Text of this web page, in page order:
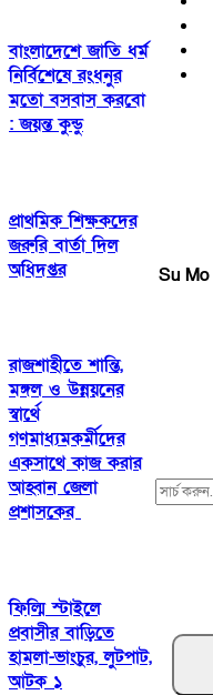
বাংলাদেশে জাতি ধর্ম
নির্বিশেষে রংধনুর
মতো বসবাস করবো
: জয়ন্ত কুন্ডু
প্রাথমিক শিক্ষকদের
জরুরি বার্তা দিল
অধিদপ্তর
রাজশাহীতে শান্তি,
মঙ্গল ও উন্নয়নের
স্বার্থে
গণমাধ্যমকর্মীদের
একসাথে কাজ করার
আহ্বান জেলা
প্রশাসকের
ফিল্মি স্টাইলে
প্রবাসীর বাড়িতে
হামলা-ভাংচুর, লুটপাট,
আটক ১
Su Mo
Search